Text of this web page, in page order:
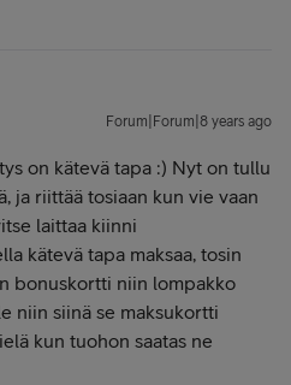
Forum|Forum|8 years ago
on kätevä tapa :) Nyt on tullu
ja riittää tosiaan kun vie vaan
laittaa kiinni
kätevä tapa maksaa, tosin
bonuskortti niin lompakko
niin siinä se maksukortti
kun tuohon saatas ne